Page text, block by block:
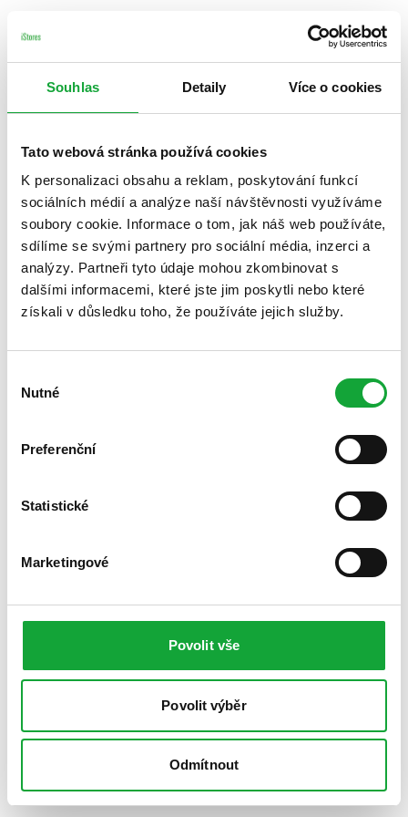
Souhlas Detaily Více o cookies
Tato webová stránka používá cookies
K personalizaci obsahu a reklam, poskytování funkcí
sociálních médií a analýze naší návštěvnosti využíváme
soubory cookie. Informace o tom, jak náš web používáte,
sdílíme se svými partnery pro sociální média, inzerci a
analýzy. Partneři tyto údaje mohou zkombinovat s
dalšími informacemi, které jste jim poskytli nebo které
získali v důsledku toho, že používáte jejich služby.
souhlasu
Nutné
Preferenční
Statistické
Marketingové
Povolit vše
Povolit výběr
Odmítnout